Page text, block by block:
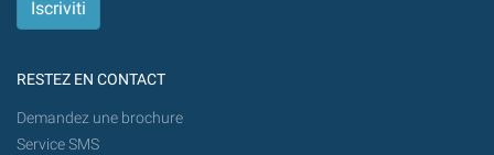
RESTEZ EN CONTACT
Demandez une brochure
Service SMS